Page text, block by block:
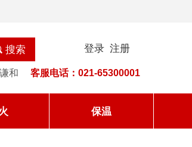
搜索
和 客服电话：021-65300001
登录 注册
保温